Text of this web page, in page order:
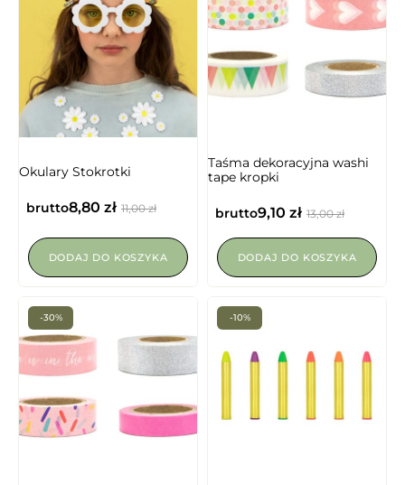
Okulary Stokrotki
11,00zł
8,80 zł
brutto
DODAJ DO KOSZYKA
Taśma dekoracyjna washi
tape kropki
13,00zł
9,10 zł
brutto
DODAJ DO KOSZYKA
-30% -10%